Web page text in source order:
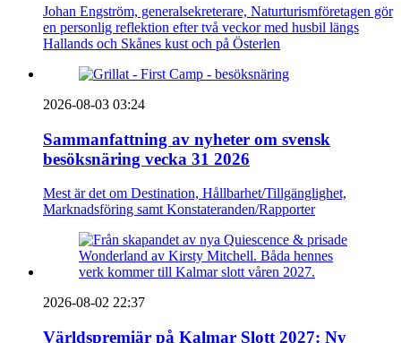
Johan Engström, generalsekreterare, Naturturismföretagen gör
en personlig reflektion efter två veckor med husbil längs
Hallands och Skånes kust och på Österlen
2026-08-03 03:24
Sammanfattning av nyheter om svensk
besöksnäring vecka 31 2026
Mest är det om Destination, Hållbarhet/Tillgänglighet,
Marknadsföring samt Konstateranden/Rapporter
2026-08-02 22:37
Världspremiär på Kalmar Slott 2027: Ny